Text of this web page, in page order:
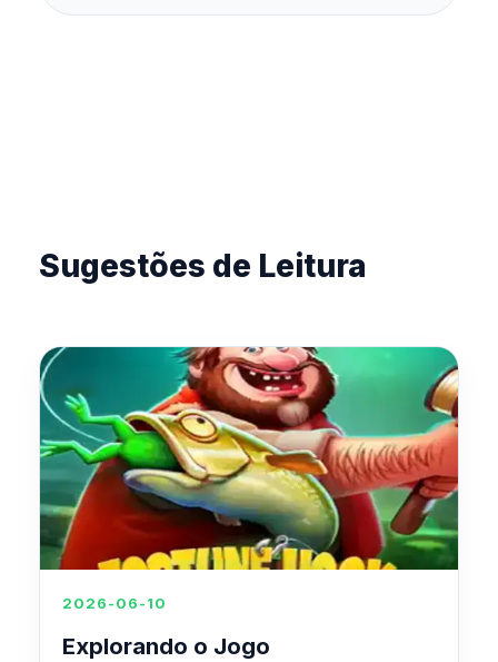
Sugestões de Leitura
2026-06-10
Explorando o Jogo